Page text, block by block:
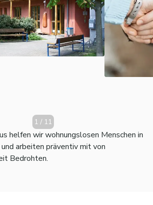
1 / 11
helfen wir wohnungslosen Menschen in
arbeiten präventiv mit von
Bedrohten.